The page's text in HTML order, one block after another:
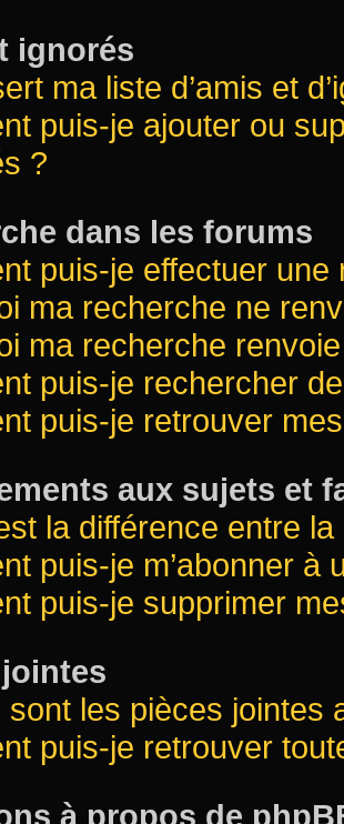
ignorés
ma liste d’amis et
puis-je ajouter ou
?
dans les forums
puis-je effectuer
ma recherche ne
ma recherche
puis-je rechercher
puis-je retrouver
aux sujets et
la différence entre
puis-je m’abonner
puis-je supprimer
sont les pièces jointes
puis-je retrouver
à propos de